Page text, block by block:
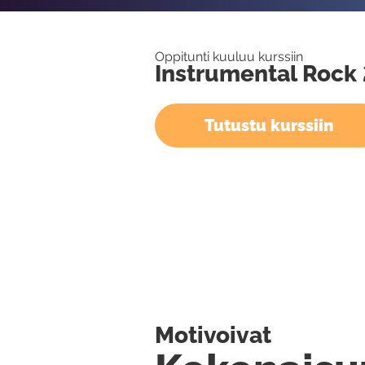
Oppitunti kuuluu kurssiin
Instrumental Rock
Tutustu kurssiin
Motivoivat